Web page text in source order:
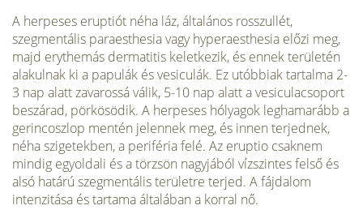
A herpeses eruptiót néha láz, általános rosszullét,
szegmentális paraesthesia vagy hyperaesthesia előzi meg,
majd erythemás dermatitis keletkezik, és ennek területén
alakulnak ki a papulák és vesiculák. Ez utóbbiak tartalma 2-
3 nap alatt zavarossá válik, 5-10 nap alatt a vesiculacsoport
beszárad, pörkösödik. A herpeses hólyagok leghamarább a
gerincoszlop mentén jelennek meg, és innen terjednek,
néha szigetekben, a periféria felé. Az eruptio csaknem
mindig egyoldali és a törzsön nagyjából vízszintes felső és
alsó határú szegmentális területre terjed. A fájdalom
intenzitása és tartama általában a korral nő.